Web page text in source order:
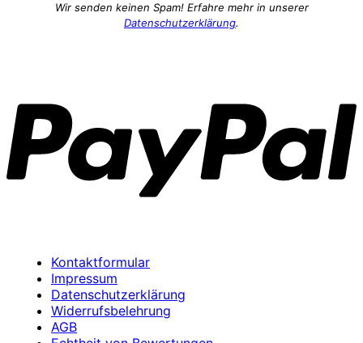
Wir senden keinen Spam! Erfahre mehr in unserer
Datenschutzerklärung.
Kontaktformular
Impressum
Datenschutzerklärung
Widerrufsbelehrung
AGB